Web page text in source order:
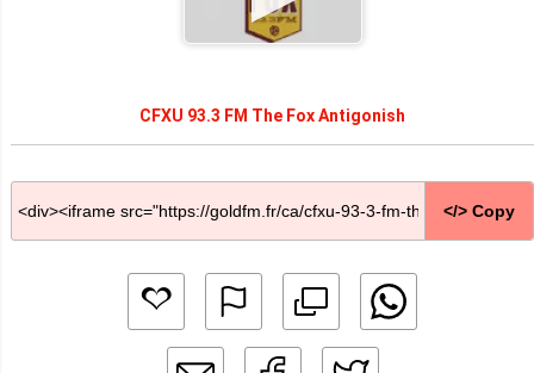
CFXU 93.3 FM The Fox Antigonish
</> Copy